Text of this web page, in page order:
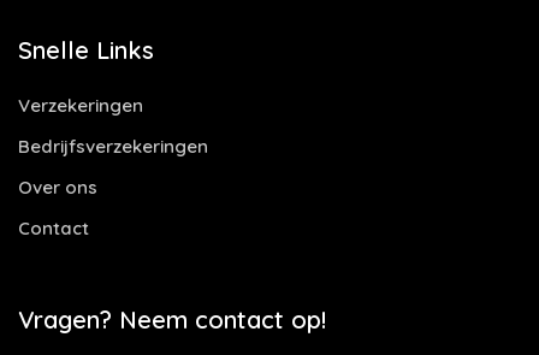
Snelle Links
Verzekeringen
Bedrijfsverzekeringen
Over ons
Contact
Vragen? Neem contact op!